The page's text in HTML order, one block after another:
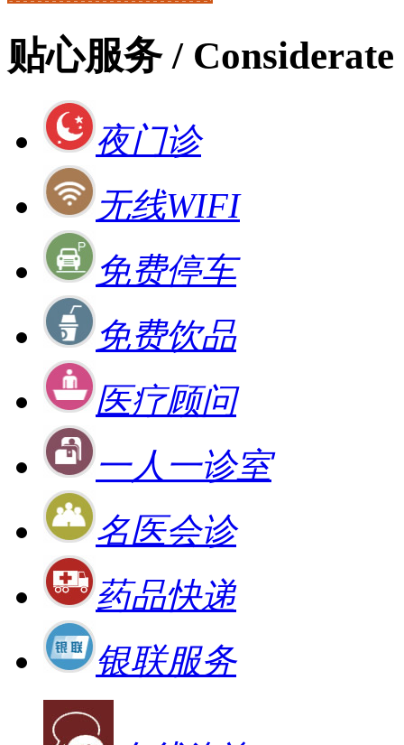
贴心服务 / Considerate
夜门诊
无线WIFI
免费停车
免费饮品
医疗顾问
一人一诊室
名医会诊
药品快递
银联服务